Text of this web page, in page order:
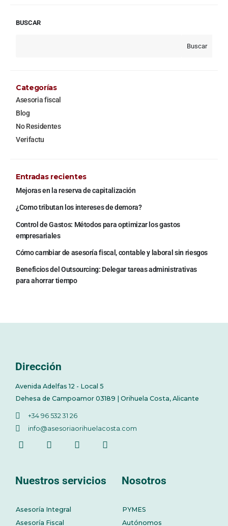
BUSCAR
Buscar
Categorías
Asesoria fiscal
Blog
No Residentes
Verifactu
Entradas recientes
Mejoras en la reserva de capitalización
¿Como tributan los intereses de demora?
Control de Gastos: Métodos para optimizar los gastos
empresariales
Cómo cambiar de asesoría fiscal, contable y laboral sin riesgos
Beneficios del Outsourcing: Delegar tareas administrativas
para ahorrar tiempo
Dirección
Avenida Adelfas 12 - Local 5
Dehesa de Campoamor 03189 | Orihuela Costa, Alicante
+34 96 532 31 26
info@asesoriaorihuelacosta.com
Nuestros servicios
Asesoría Integral
Asesoría Fiscal
Nosotros
PYMES
Autónomos